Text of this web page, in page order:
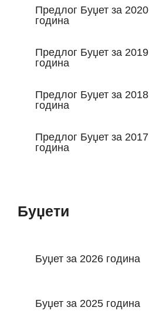
Предлог Буџет за 2020
година
Предлог Буџет за 2019
година
Предлог Буџет за 2018
година
Предлог Буџет за 2017
година
Буџети
Буџет за 2026 година
Буџет за 2025 година